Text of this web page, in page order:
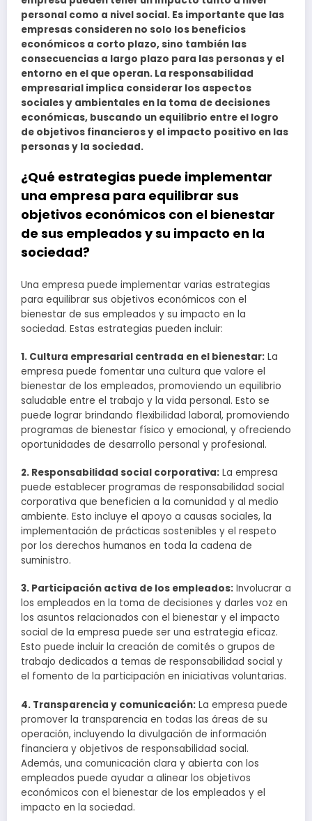
personal como a nivel social. Es importante que las
empresas consideren no solo los beneficios
económicos a corto plazo, sino también las
consecuencias a largo plazo para las personas y el
entorno en el que operan. La responsabilidad
empresarial implica considerar los aspectos
sociales y ambientales en la toma de decisiones
económicas, buscando un equilibrio entre el logro
de objetivos financieros y el impacto positivo en las
personas y la sociedad.
¿Qué estrategias puede implementar
una empresa para equilibrar sus
objetivos económicos con el bienestar
de sus empleados y su impacto en la
sociedad?
Una empresa puede implementar varias estrategias
para equilibrar sus objetivos económicos con el
bienestar de sus empleados y su impacto en la
sociedad. Estas estrategias pueden incluir:
1. Cultura empresarial centrada en el bienestar: La
empresa puede fomentar una cultura que valore el
bienestar de los empleados, promoviendo un equilibrio
saludable entre el trabajo y la vida personal. Esto se
puede lograr brindando flexibilidad laboral, promoviendo
programas de bienestar físico y emocional, y ofreciendo
oportunidades de desarrollo personal y profesional.
2. Responsabilidad social corporativa: La empresa
puede establecer programas de responsabilidad social
corporativa que beneficien a la comunidad y al medio
ambiente. Esto incluye el apoyo a causas sociales, la
implementación de prácticas sostenibles y el respeto
por los derechos humanos en toda la cadena de
suministro.
3. Participación activa de los empleados: Involucrar a
los empleados en la toma de decisiones y darles voz en
los asuntos relacionados con el bienestar y el impacto
social de la empresa puede ser una estrategia eficaz.
Esto puede incluir la creación de comités o grupos de
trabajo dedicados a temas de responsabilidad social y
el fomento de la participación en iniciativas voluntarias.
4. Transparencia y comunicación: La empresa puede
promover la transparencia en todas las áreas de su
operación, incluyendo la divulgación de información
financiera y objetivos de responsabilidad social.
Además, una comunicación clara y abierta con los
empleados puede ayudar a alinear los objetivos
económicos con el bienestar de los empleados y el
impacto en la sociedad.